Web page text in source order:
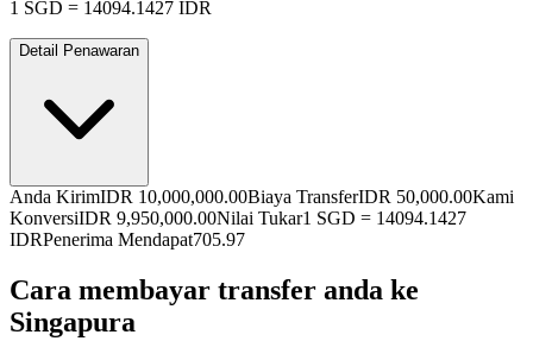
1 SGD = 14094.1427 IDR
Detail Penawaran
Anda KirimIDR 10,000,000.00Biaya TransferIDR 50,000.00Kami
KonversiIDR 9,950,000.00Nilai Tukar1 SGD = 14094.1427
IDRPenerima Mendapat705.97
Cara membayar transfer anda ke
Singapura